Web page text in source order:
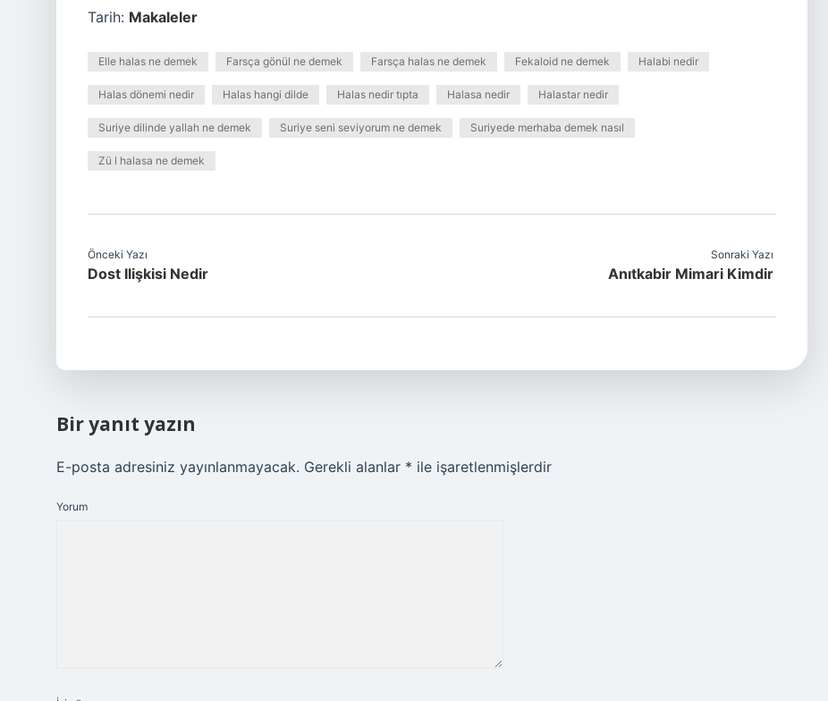
Tarih: Makaleler
Elle halas ne demek Farsça gönül ne demek Farsça halas ne demek Fekaloid ne demek Halabi nedir
Halas dönemi nedir Halas hangi dilde Halas nedir tıpta Halasa nedir Halastar nedir
Suriye dilinde yallah ne demek Suriye seni seviyorum ne demek Suriyede merhaba demek nasıl
Zü l halasa ne demek
Önceki Yazı
Dost Ilişkisi Nedir
Sonraki Yazı
Anıtkabir Mimari Kimdir
Bir yanıt yazın
E-posta adresiniz yayınlanmayacak. Gerekli alanlar * ile işaretlenmişlerdir
Yorum